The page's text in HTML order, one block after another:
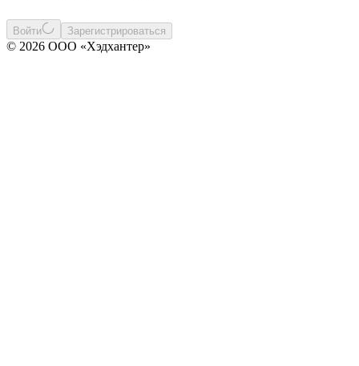
Войти Зарегистрироваться
© 2026 ООО «Хэдхантер»